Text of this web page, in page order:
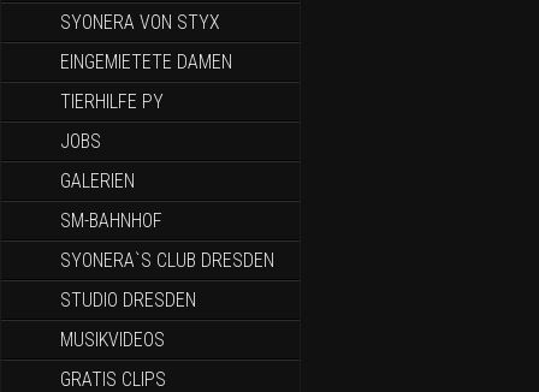
SYONERA VON STYX
EINGEMIETETE DAMEN
TIERHILFE PY
JOBS
GALERIEN
SM-BAHNHOF
SYONERA`S CLUB DRESDEN
STUDIO DRESDEN
MUSIKVIDEOS
GRATIS CLIPS